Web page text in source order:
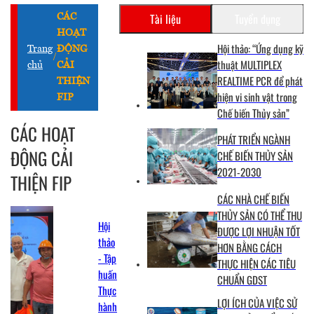
Trang
chủ
/
CÁC
HOẠT
ĐỘNG
CẢI
THIỆN
FIP
CÁC HOẠT
ĐỘNG CẢI
THIỆN FIP
Hội
thảo
- Tập
huấn
Thực
hành
Tài liệu
Hội thảo: “Ứng dụng kỹ
thuật MULTIPLEX
REALTIME PCR để phát
hiện vi sinh vật trong
Chế biến Thủy sản”
PHÁT TRIỂN NGÀNH
CHẾ BIẾN THỦY SẢN
2021-2030
CÁC NHÀ CHẾ BIẾN
THỦY SẢN CÓ THỂ THU
ĐƯỢC LỢI NHUẬN TỐT
HƠN BẰNG CÁCH
THỰC HIỆN CÁC TIÊU
CHUẨN GDST
LỢI ÍCH CỦA VIỆC SỬ